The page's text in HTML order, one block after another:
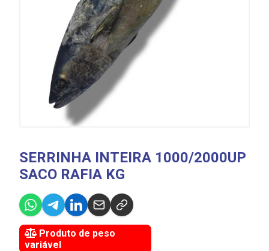
SERRINHA INTEIRA 1000/2000UP
SACO RAFIA KG
Produto de peso
variável